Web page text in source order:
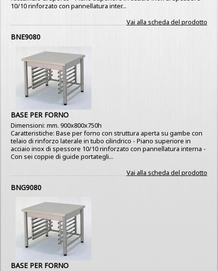
10/10 rinforzato con pannellatura inter...
Vai alla scheda del prodotto
BNE9080
BASE PER FORNO
Dimensioni: mm. 900x800x750h
Caratteristiche: Base per forno con struttura aperta su gambe con
telaio di rinforzo laterale in tubo cilindrico - Piano superiore in
acciaio inox di spessore 10/10 rinforzato con pannellatura interna -
Con sei coppie di guide portategli...
Vai alla scheda del prodotto
BNG9080
BASE PER FORNO